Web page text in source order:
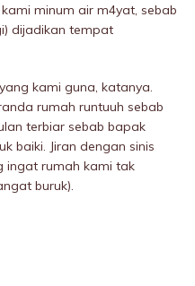
minum air m4yat, sebab
dijadikan tempat
kami guna, katanya.
rumah runtuuh sebab
terbiar sebab bapak
baiki. Jiran dengan sinis
ingat rumah kami tak
buruk).